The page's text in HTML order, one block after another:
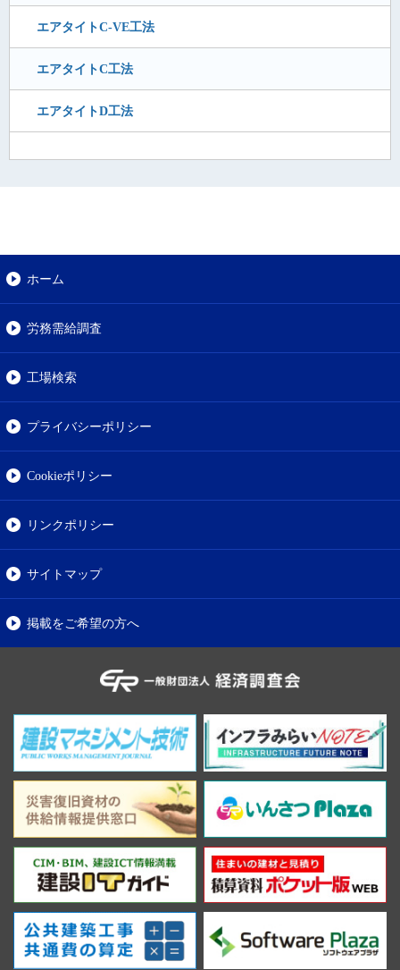
エアタイトC-VE工法
エアタイトC工法
エアタイトD工法
ホーム
労務需給調査
工場検索
プライバシーポリシー
Cookieポリシー
リンクポリシー
サイトマップ
掲載をご希望の方へ